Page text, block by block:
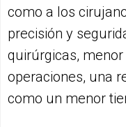
como a los
precisión y
quirúrgicas,
operaciones, una
como un menor